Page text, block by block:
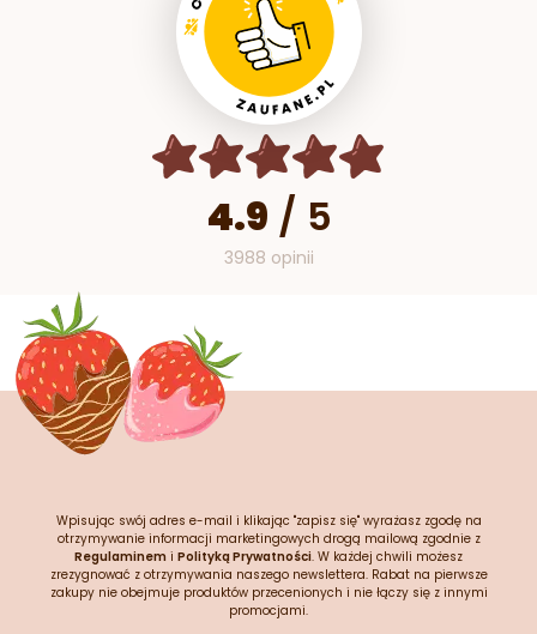
4.9 / 5
3988 opinii
Wpisując swój adres e-mail i klikając "zapisz się" wyrażasz zgodę na
otrzymywanie informacji marketingowych drogą mailową zgodnie z
Regulaminem i Polityką Prywatności. W każdej chwili możesz
zrezygnować z otrzymywania naszego newslettera. Rabat na pierwsze
zakupy nie obejmuje produktów przecenionych i nie łączy się z innymi
promocjami.